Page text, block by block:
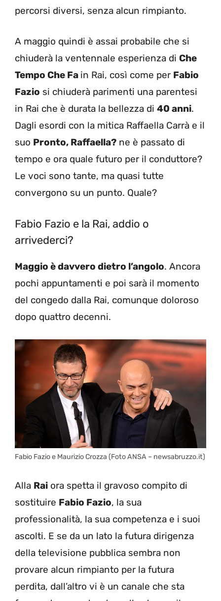
percorsi diversi, senza alcun rimpianto.
A maggio quindi è assai probabile che si
chiuderà la ventennale esperienza di Che
Tempo Che Fa in Rai, così come per Fabio
Fazio si chiuderà parimenti una parentesi
in Rai che è durata la bellezza di 40 anni.
Dagli esordi con la mitica Raffaella Carrà e il
suo Pronto, Raffaella? ne è passato di
tempo e ora quale futuro per il conduttore?
Le voci sono tante, ma quasi tutte
convergono su un punto. Quale?
Fabio Fazio e la Rai, addio o
arrivederci?
Maggio è davvero dietro l’angolo. Ancora
pochi appuntamenti e poi sarà il momento
del congedo dalla Rai, comunque doloroso
dopo quattro decenni.
Fabio Fazio e Maurizio Crozza (Foto ANSA – newsabruzzo.it)
Alla Rai ora spetta il gravoso compito di
sostituire Fabio Fazio, la sua
professionalità, la sua competenza e i suoi
ascolti. E se da un lato la futura dirigenza
della televisione pubblica sembra non
provare alcun rimpianto per la futura
perdita, dall’altro vi è un canale che sta